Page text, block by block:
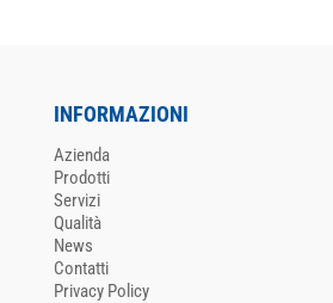
INFORMAZIONI
Azienda
Prodotti
Servizi
Qualità
News
Contatti
Privacy Policy